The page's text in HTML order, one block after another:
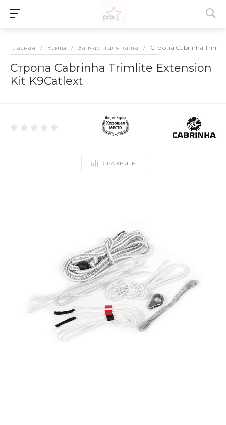
Главная / Кайты / Запчасти для кайта / Стропа Cabrinha
Стропа Cabrinha Trimlite Extension
Kit K9Catlext
СРАВНИТЬ